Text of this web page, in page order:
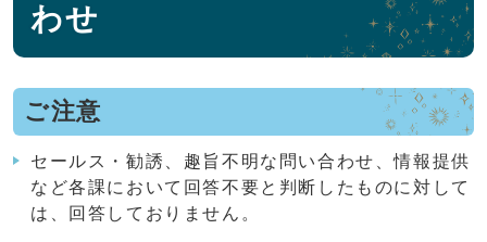
わせ
ご注意
セールス・勧誘、趣旨不明な問い合わせ、情報提供
など各課において回答不要と判断したものに対して
は、回答しておりません。